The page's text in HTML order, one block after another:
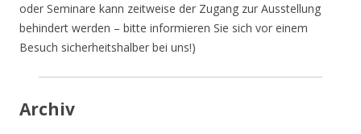
oder Seminare kann zeitweise der Zugang zur Ausstellung
behindert werden – bitte informieren Sie sich vor einem
Besuch sicherheitshalber bei uns!)
Archiv